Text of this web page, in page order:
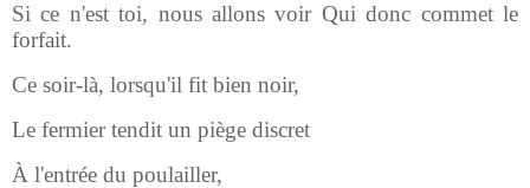
Si ce n'est toi, nous allons voir Qui donc commet le
forfait.
Ce soir-là, lorsqu'il fit bien noir,
Le fermier tendit un piège discret
À l'entrée du poulailler,